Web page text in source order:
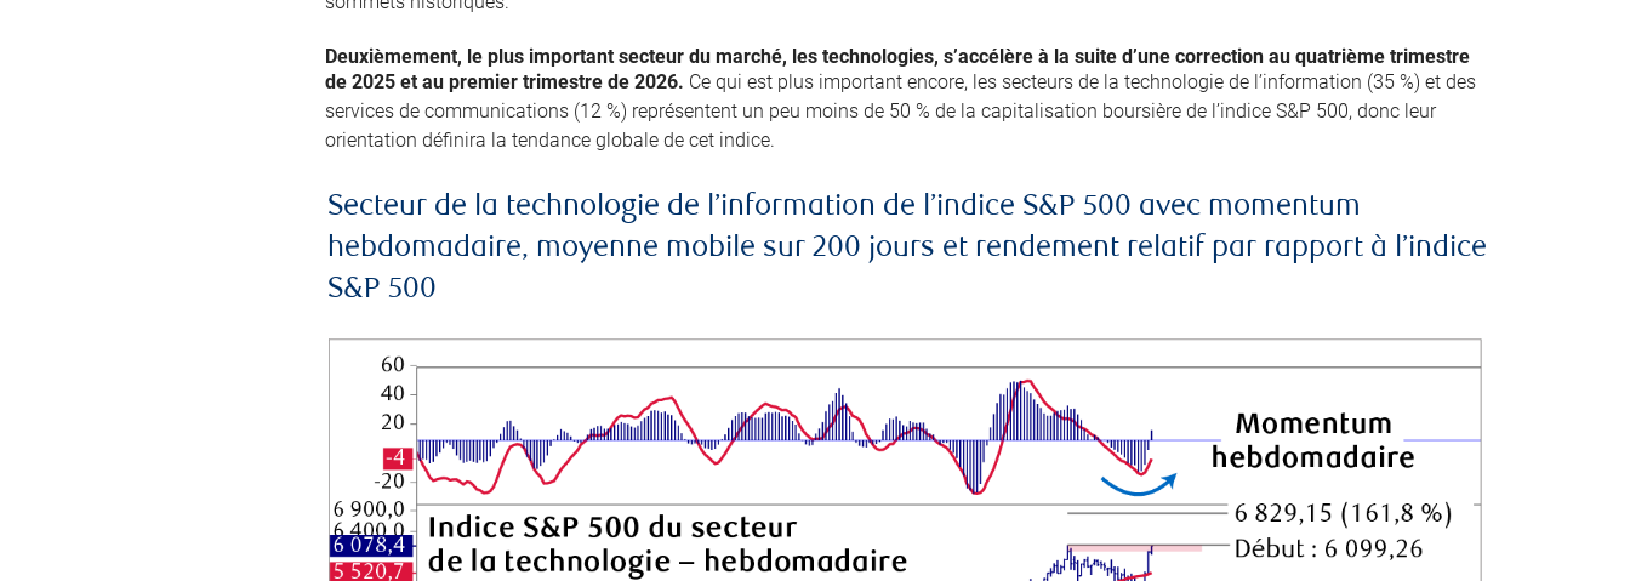
Deuxièmement, le plus important secteur du marché, les technologies, s’accélère à la suite d’une correction au quatrième trimestre
de 2025 et au premier trimestre de 2026. Ce qui est plus important encore, les secteurs de la technologie de l’information (35 %) et des
services de communications (12 %) représentent un peu moins de 50 % de la capitalisation boursière de l’indice S&P 500, donc leur
orientation définira la tendance globale de cet indice.
Secteur de la technologie de l’information de l’indice S&P 500 avec momentum
hebdomadaire, moyenne mobile sur 200 jours et rendement relatif par rapport à l’indice
S&P 500